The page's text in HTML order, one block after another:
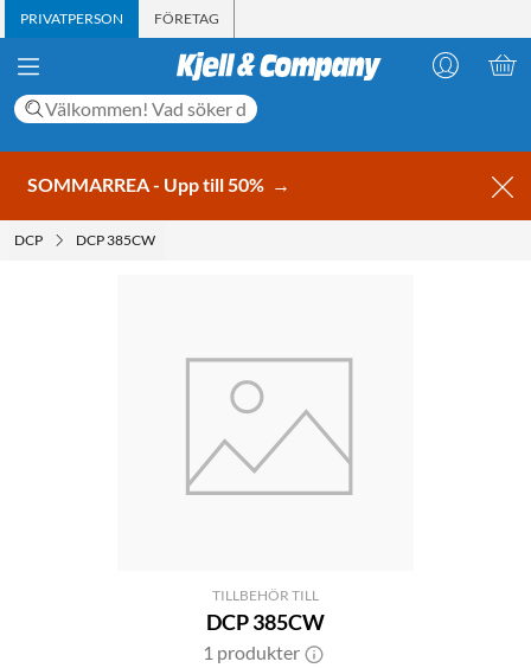
PRIVATPERSON FÖRETAG
SOMMARREA - Upp till 50% →
DCP DCP 385CW
TILLBEHÖR TILL
DCP 385CW
1 produkter